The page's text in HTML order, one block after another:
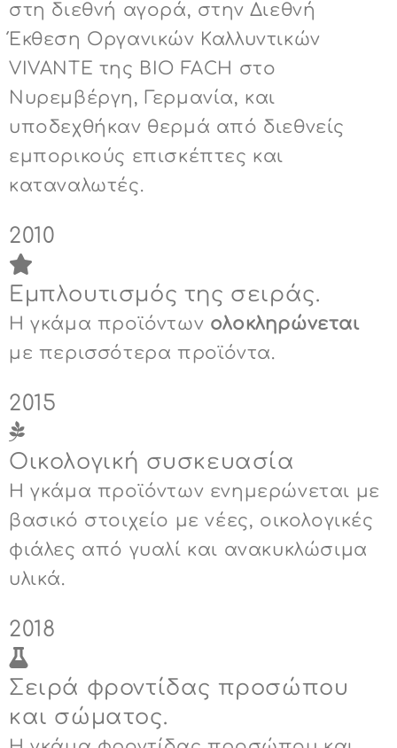
στη διεθνή αγορά, στην Διεθνή
Έκθεση Οργανικών Καλλυντικών
VIVANΤΕ της BIO FACH στο
Νυρεμβέργη, Γερμανία, και
υποδεχθήκαν θερμά από διεθνείς
εμπορικούς επισκέπτες και
καταναλωτές.
2010
Εμπλουτισμός της σειράς.
Η γκάμα προϊόντων ολοκληρώνεται
με περισσότερα προϊόντα.
2015
Οικολογική συσκευασία
Η γκάμα προϊόντων ενημερώνεται με
βασικό στοιχείο με νέες, οικολογικές
φιάλες από γυαλί και ανακυκλώσιμα
υλικά.
2018
Σειρά φροντίδας προσώπου
και σώματος.